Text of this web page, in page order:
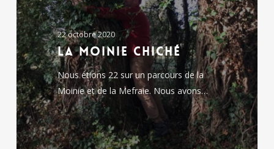
22 octobre 2020
la moinie chiché
Nous étions 22 sur un parcours de la
Moinie et de la Mefraie. Nous avons…